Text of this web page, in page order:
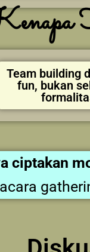
Team building
fun, bukan
ciptakan